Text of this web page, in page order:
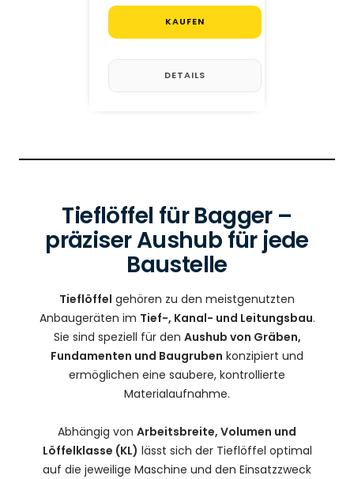
KAUFEN
DETAILS
Tieflöffel für Bagger –
präziser Aushub für jede
Baustelle
Tieflöffel gehören zu den meistgenutzten
Anbaugeräten im Tief-, Kanal- und Leitungsbau.
Sie sind speziell für den Aushub von Gräben,
Fundamenten und Baugruben konzipiert und
ermöglichen eine saubere, kontrollierte
Materialaufnahme.
Abhängig von Arbeitsbreite, Volumen und
Löffelklasse (KL) lässt sich der Tieflöffel optimal
auf die jeweilige Maschine und den Einsatzzweck